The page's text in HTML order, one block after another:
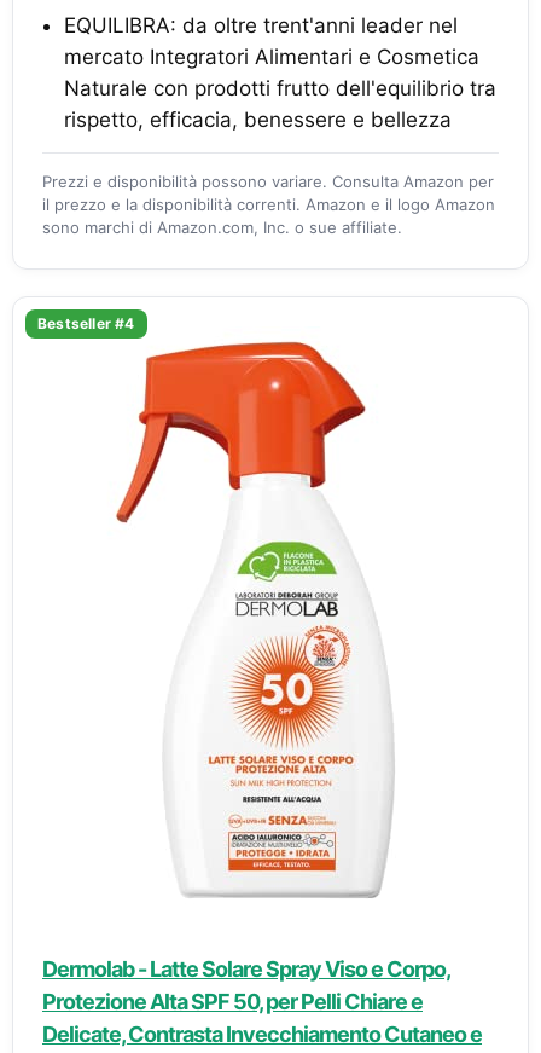
EQUILIBRA: da oltre trent'anni leader nel
mercato Integratori Alimentari e Cosmetica
Naturale con prodotti frutto dell'equilibrio tra
rispetto, efficacia, benessere e bellezza
Prezzi e disponibilità possono variare. Consulta Amazon per
il prezzo e la disponibilità correnti. Amazon e il logo Amazon
sono marchi di Amazon.com, Inc. o sue affiliate.
Bestseller #4
Dermolab - Latte Solare Spray Viso e Corpo,
Protezione Alta SPF 50, per Pelli Chiare e
Delicate, Contrasta Invecchiamento Cutaneo e